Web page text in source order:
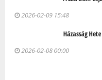
2026-02-09 15:48
Házasság
2026-02-08 00:00